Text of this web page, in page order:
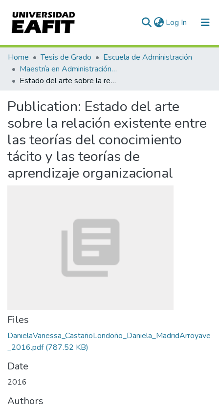
Log In (current)
Communities & Collections
All of DSpace
Home Tesis de Grado
Escuela de Administración
Maestría en Administración - MBA (tesis)
Estado del arte sobre la relación existente entre las teorías del conocimiento tácito y las teorías de aprendizaje organizacional
Publication: Estado del arte
sobre la relación existente entre
las teorías del conocimiento
tácito y las teorías de
aprendizaje organizacional
Files
DanielaVanessa_CastañoLondoño_Daniela_MadridArroyave
_2016.pdf(787.52 KB)
Date
2016
Authors